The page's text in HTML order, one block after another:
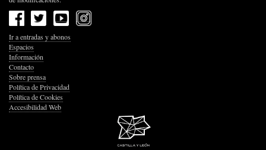
Ir a entradas y abonos
Espacios
Información
Contacto
Sobre prensa
Política de Privacidad
Política de Cookies
Accesibilidad Web